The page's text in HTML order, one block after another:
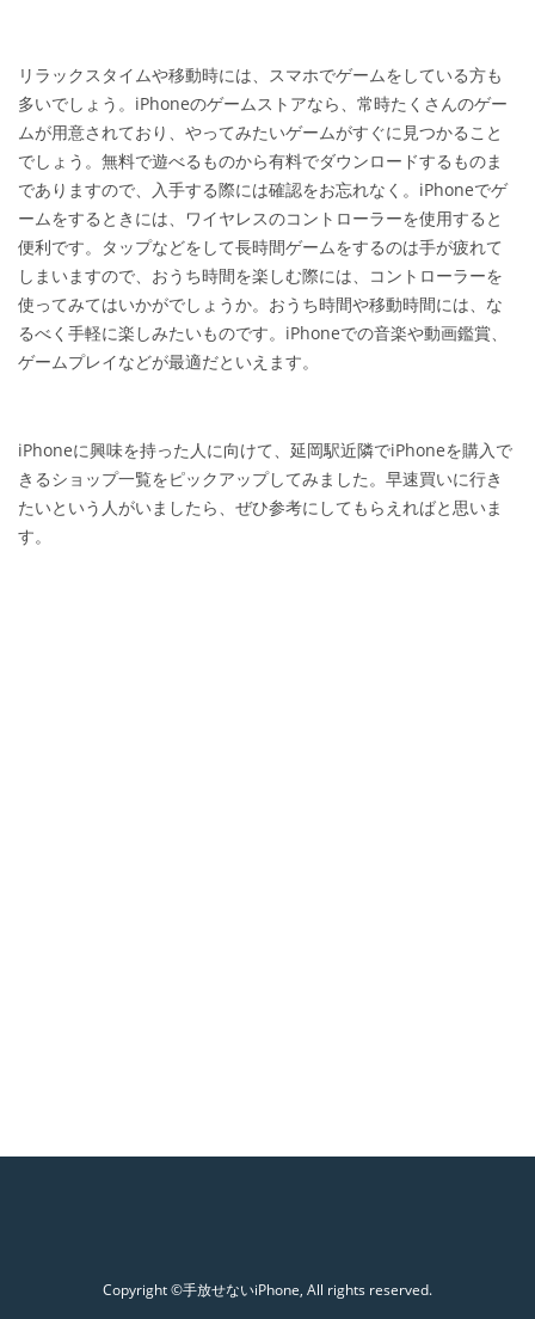
リラックスタイムや移動時には、スマホでゲームをしている方も
多いでしょう。iPhoneのゲームストアなら、常時たくさんのゲー
ムが用意されており、やってみたいゲームがすぐに見つかること
でしょう。無料で遊べるものから有料でダウンロードするものま
でありますので、入手する際には確認をお忘れなく。iPhoneでゲ
ームをするときには、ワイヤレスのコントローラーを使用すると
便利です。タップなどをして長時間ゲームをするのは手が疲れて
しまいますので、おうち時間を楽しむ際には、コントローラーを
使ってみてはいかがでしょうか。おうち時間や移動時間には、な
るべく手軽に楽しみたいものです。iPhoneでの音楽や動画鑑賞、
ゲームプレイなどが最適だといえます。
iPhoneに興味を持った人に向けて、延岡駅近隣でiPhoneを購入で
きるショップ一覧をピックアップしてみました。早速買いに行き
たいという人がいましたら、ぜひ参考にしてもらえればと思いま
す。
Copyright ©手放せないiPhone, All rights reserved.